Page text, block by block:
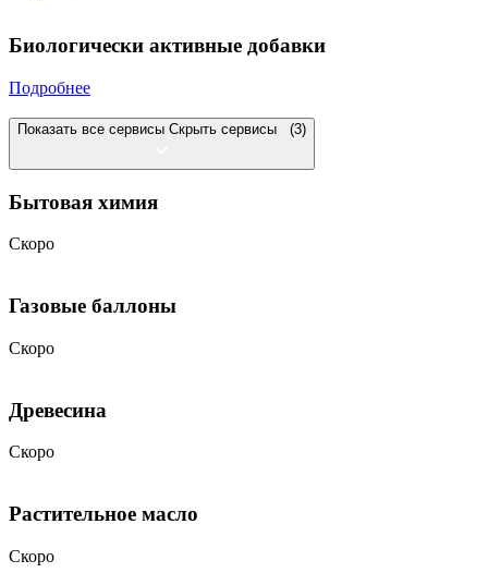
Биологически активные добавки
Подробнее
Показать все сервисы Скрыть сервисы (3)
Бытовая химия
Скоро
Газовые баллоны
Скоро
Древесина
Скоро
Растительное масло
Скоро